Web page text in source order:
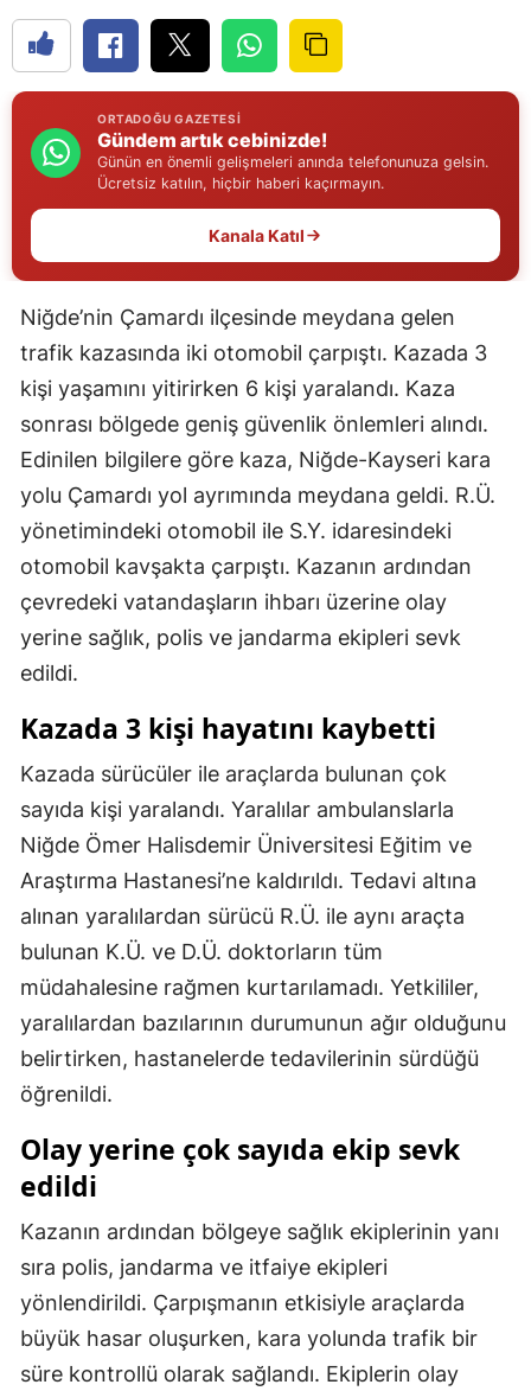
Elazığ
Erzurum
Eskişehir
Gaziantep
Giresun
Gümüşhane
Hakkari
Hatay
Isparta
Mersin
İstanbul
Kastamonu
Kayseri
Kırklareli
Kırşehir
Kocaeli
Konya
Malatya
Kahramanmaraş
Muğla
Muş
Nevşehir
ORTADOĞU GAZETESI
Gündem artık cebinizde!
Günün en önemli gelişmeleri anında telefonunuza gelsin.
Ücretsiz katılın, hiçbir haberi kaçırmayın.
Kanala Katıl
Niğde’nin Çamardı ilçesinde meydana gelen
trafik kazasında iki otomobil çarpıştı. Kazada 3
kişi yaşamını yitirirken 6 kişi yaralandı. Kaza
sonrası bölgede geniş güvenlik önlemleri alındı.
Edinilen bilgilere göre kaza, Niğde-Kayseri kara
yolu Çamardı yol ayrımında meydana geldi. R.Ü.
yönetimindeki otomobil ile S.Y. idaresindeki
otomobil kavşakta çarpıştı. Kazanın ardından
çevredeki vatandaşların ihbarı üzerine olay
yerine sağlık, polis ve jandarma ekipleri sevk
edildi.
Kazada 3 kişi hayatını kaybetti
Kazada sürücüler ile araçlarda bulunan çok
sayıda kişi yaralandı. Yaralılar ambulanslarla
Niğde Ömer Halisdemir Üniversitesi Eğitim ve
Araştırma Hastanesi’ne kaldırıldı. Tedavi altına
alınan yaralılardan sürücü R.Ü. ile aynı araçta
bulunan K.Ü. ve D.Ü. doktorların tüm
müdahalesine rağmen kurtarılamadı. Yetkililer,
yaralılardan bazılarının durumunun ağır olduğunu
belirtirken, hastanelerde tedavilerinin sürdüğü
öğrenildi.
Olay yerine çok sayıda ekip sevk
edildi
Kazanın ardından bölgeye sağlık ekiplerinin yanı
sıra polis, jandarma ve itfaiye ekipleri
yönlendirildi. Çarpışmanın etkisiyle araçlarda
büyük hasar oluşurken, kara yolunda trafik bir
süre kontrollü olarak sağlandı. Ekiplerin olay